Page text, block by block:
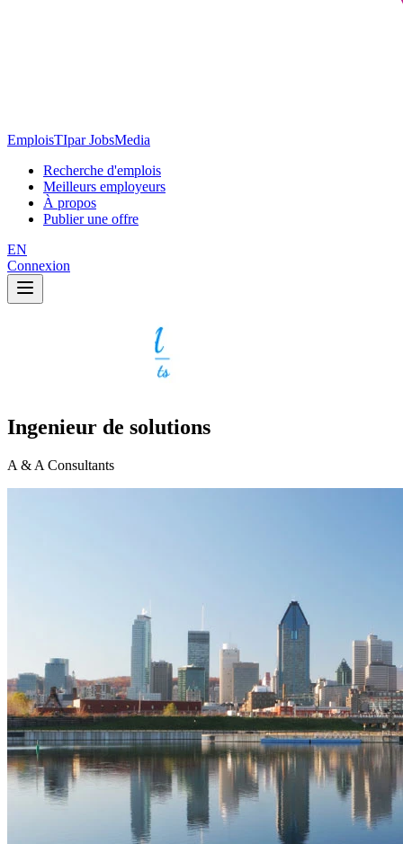
EmploisTIpar JobsMedia
Recherche d'emplois
Meilleurs employeurs
À propos
Publier une offre
EN
Connexion
Ingenieur de solutions
A & A Consultants